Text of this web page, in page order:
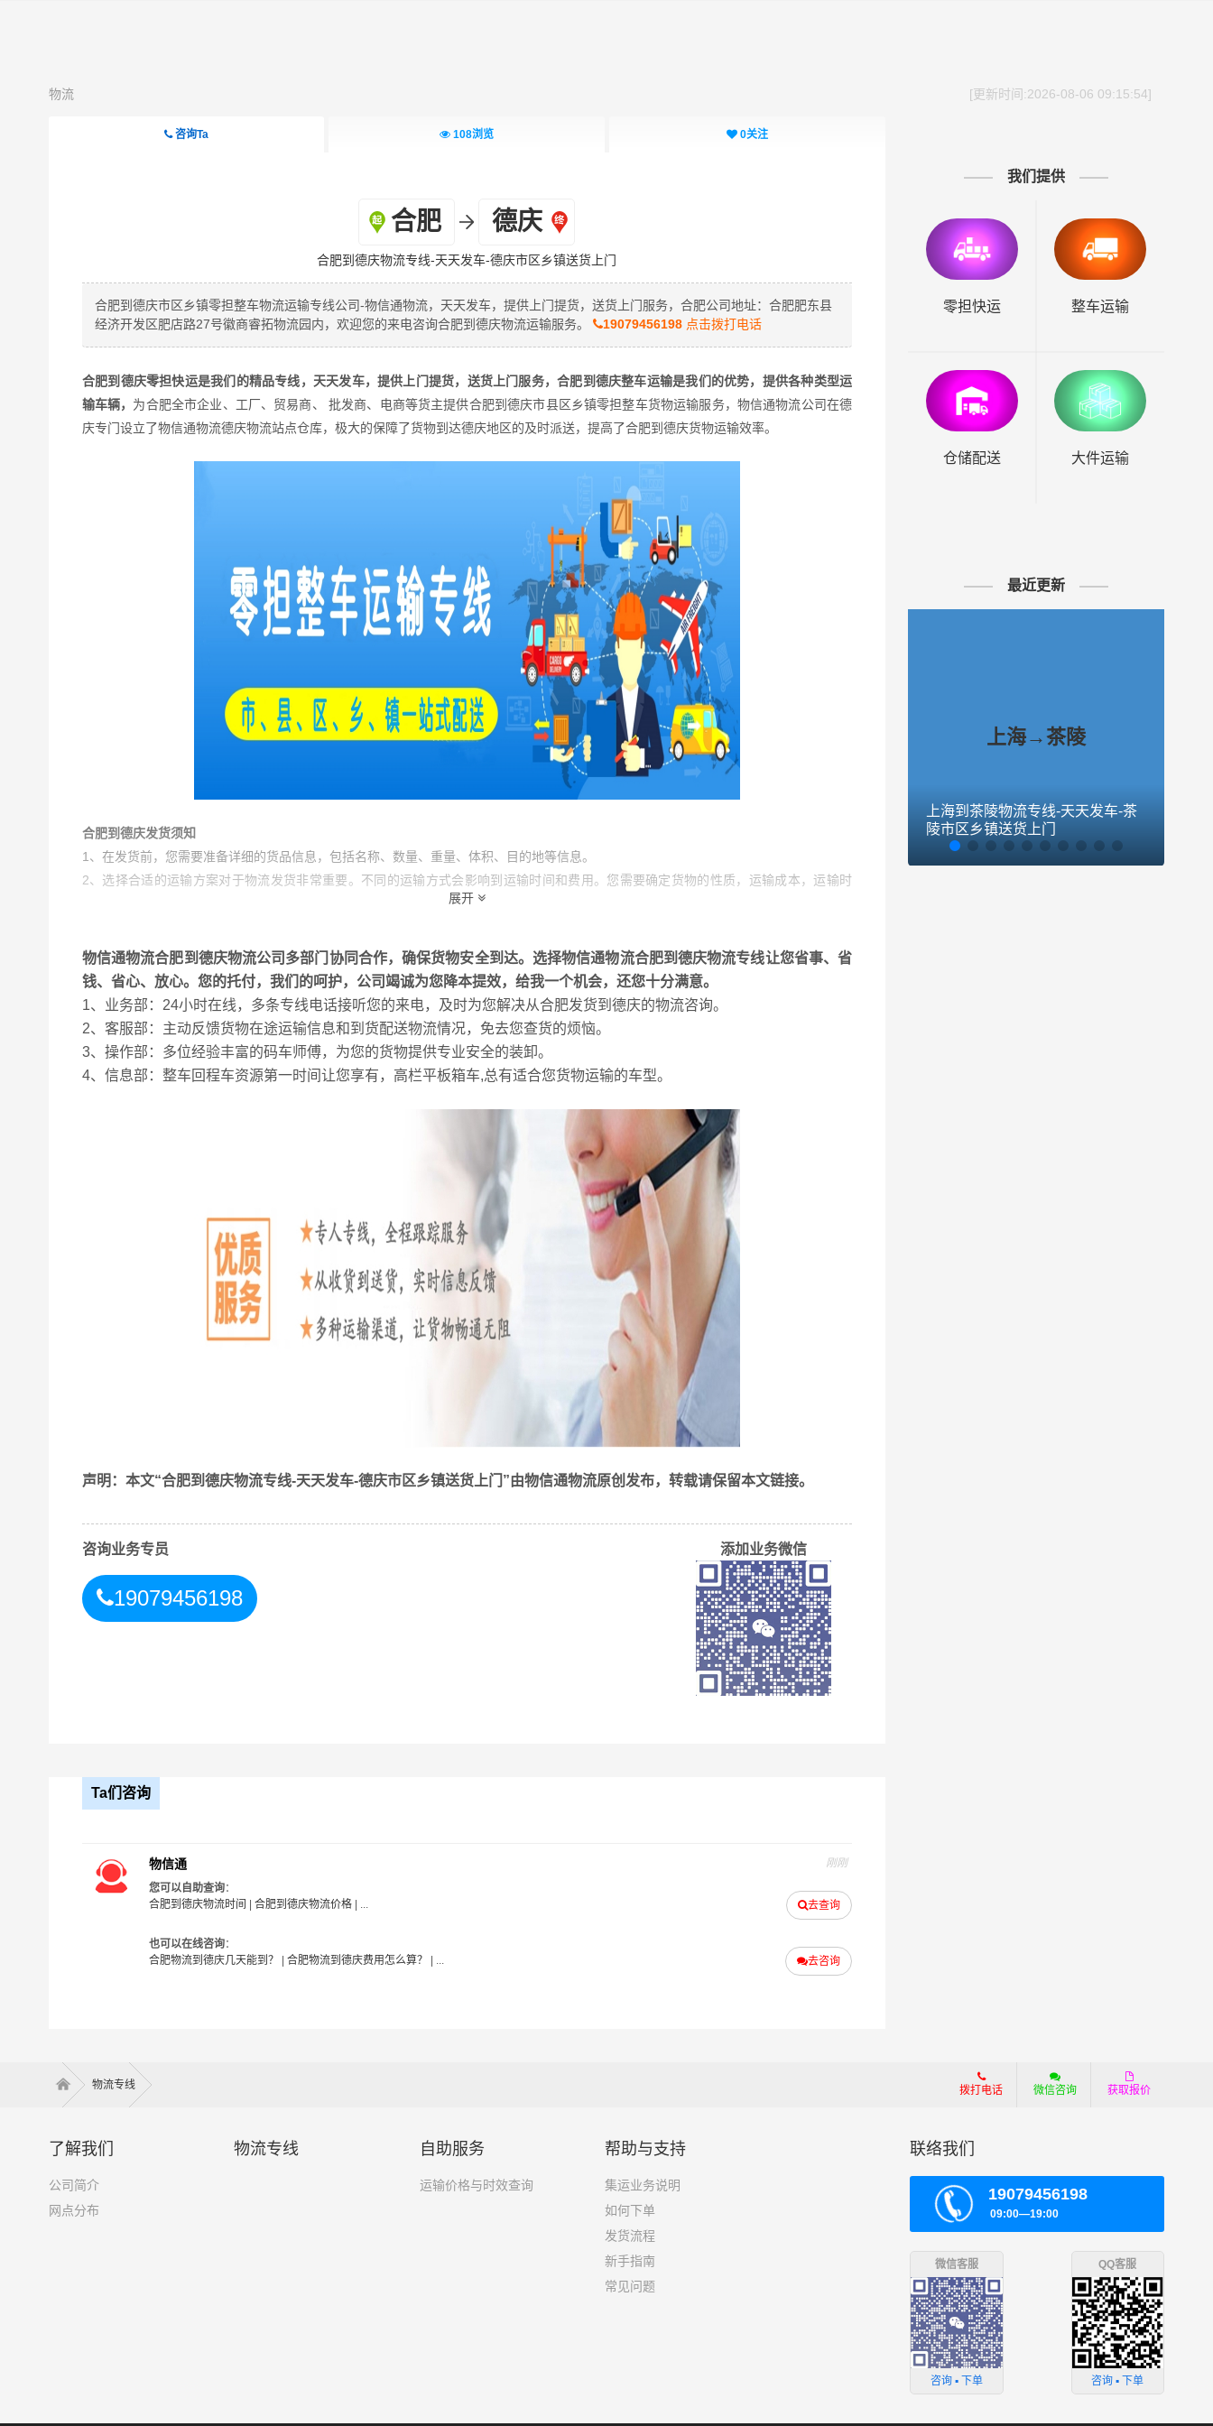
物流 [更新时间:2026-08-06 09:15:54]
咨询Ta 108浏览 0关注
合肥 德庆
合肥到德庆物流专线-天天发车-德庆市区乡镇送货上门
合肥到德庆市区乡镇零担整车物流运输专线公司-物信通物流，天天发车，提供上门提货，送货上门服务，合肥公司地址：合肥肥东县
经济开发区肥店路27号徽商睿拓物流园内，欢迎您的来电咨询合肥到德庆物流运输服务。
19079456198点击拨打电话
合肥到德庆零担快运是我们的精品专线，天天发车，提供上门提货，送货上门服务，合肥到德庆整车运输是我们的优势，提供各种类型运
输车辆， 为合肥全市企业、工厂、贸易商、 批发商、电商等货主提供合肥到德庆市县区乡镇零担整车货物运输服务，物信通物流公司在德
庆专门设立了物信通物流德庆物流站点仓库，极大的保障了货物到达德庆地区的及时派送，提高了合肥到德庆货物运输效率。
合肥到德庆发货须知
1、在发货前，您需要准备详细的货品信息，包括名称、数量、重量、体积、目的地等信息。
2、选择合适的运输方案对于物流发货非常重要。不同的运输方式会影响到运输时间和费用。您需要确定货物的性质，运输成本，运输时
效，客户的要求等因素来选择最合适的运输方式，比如零担快运或者整车运输。
和运输车辆等，您需要提前与物流公司协商好安排，以确保及时发货。
合肥到德庆送货须知
、送货时间：明确告知预计送达时间，避免因为不知道送货时间而耽误了收货安排。
2、送货地址：确保提供的地址准确无误，以便送货员准确地送到客户所指定的位置。
3、联系方式：需要提供可靠的联系方式，以便在送货过程中出现问题时进行及时沟通。
找合肥到德庆物流公司为什么要选物信通物流
2、灵活性：我公司可以根据客户的需求和要求，提供个性化的物流方案和服务，满足客户的不同需求；
3、成本控制：我公司可以通过规模化运作、优化物流流程、降低运输成本等方式，帮助客户降低物流成本，提高企业竞
争力；
4、信息化：我公司通过信息化技术，实现物流信息的实时监控和管理，提高物流效率和服务质量；
5、风险控制：我公司具备丰富的风险管理经验和应对能力，能够有效应对物流运输中的各种风险和问题，保障客户的利
6、服务质量：我公司注重客户体验和服务质量，提供全方位的物流服务，包括货物装卸、运输、仓储、配送等环节，确
展开
物信通物流合肥到德庆物流公司多部门协同合作，确保货物安全到达。选择物信通物流合肥到德庆物流专线让您省事、省
钱、省心、放心。您的托付，我们的呵护，公司竭诚为您降本提效，给我一个机会，还您十分满意。
1、业务部：24小时在线，多条专线电话接听您的来电，及时为您解决从合肥发货到德庆的物流咨询。
2、客服部：主动反馈货物在途运输信息和到货配送物流情况，免去您查货的烦恼。
3、操作部：多位经验丰富的码车师傅，为您的货物提供专业安全的装卸。
4、信息部：整车回程车资源第一时间让您享有，高栏平板箱车,总有适合您货物运输的车型。
声明：本文“合肥到德庆物流专线-天天发车-德庆市区乡镇送货上门”由物信通物流原创发布，转载请保留本文链接。
咨询业务专员
19079456198
添加业务微信
Ta们咨询
物信通 刚刚
去查询
您可以自助查询：
合肥到德庆物流时间 | 合肥到德庆物流价格| ...
去咨询
也可以在线咨询：
合肥物流到德庆几天能到？
| 合肥物流到德庆费用怎么算？ | ...
我们提供
零担快运 整车运输
仓储配送 大件运输
最近更新
上海→茶陵
上海到茶陵物流专线-天天发车-茶
陵市区乡镇送货上门
物流专线 拨打电话 微信咨询 获取报价
了解我们
公司简介
网点分布
物流专线 自助服务
运输价格与时效查询
帮助与支持
集运业务说明
如何下单
发货流程
新手指南
常见问题
联络我们
19079456198
09:00—19:00
微信客服
咨询 ▪ 下单
QQ客服
咨询 ▪ 下单